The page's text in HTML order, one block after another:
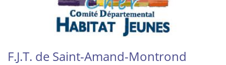
F.J.T. de Saint-Amand-Montrond